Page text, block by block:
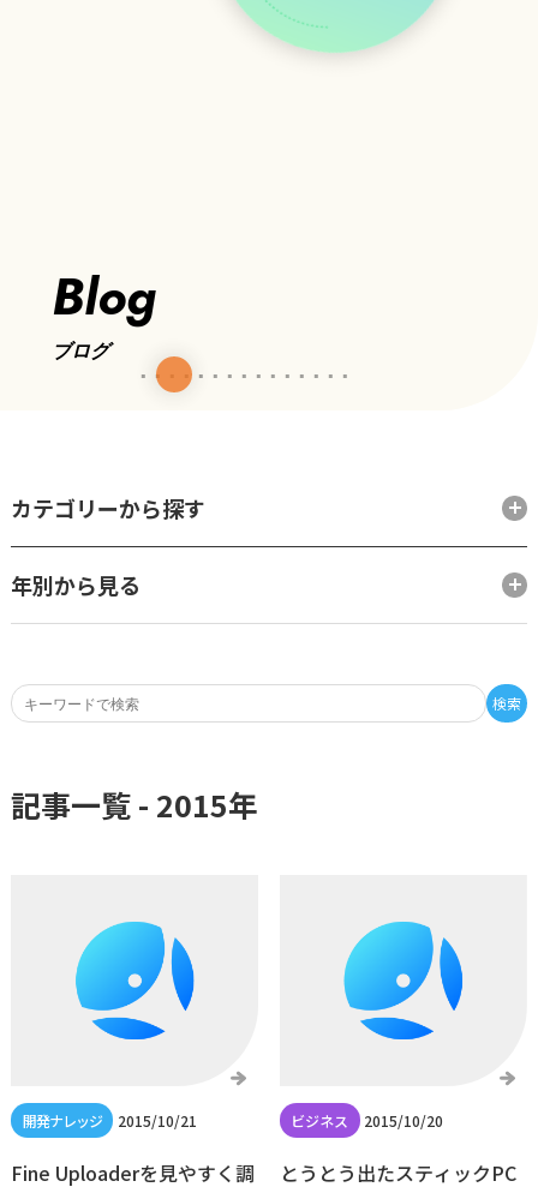
Blog
ブログ
検索
カテゴリーから探す
年別から見る
記事一覧 - 2015年
2015/10/21
Fine Uploaderを見やすく調
2015/10/20
とうとう出たスティックPC